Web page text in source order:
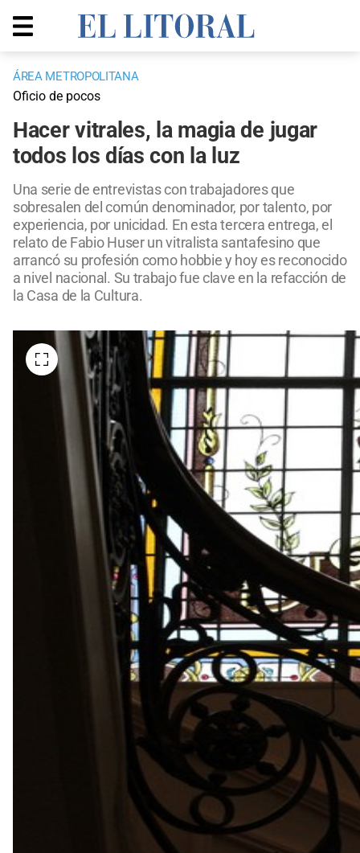
ÁREA METROPOLITANA
Oficio de pocos
Hacer vitrales, la magia de jugar
todos los días con la luz
Una serie de entrevistas con trabajadores que
sobresalen del común denominador, por talento, por
experiencia, por unicidad. En esta tercera entrega, el
relato de Fabio Huser un vitralista santafesino que
arrancó su profesión como hobbie y hoy es reconocido
a nivel nacional. Su trabajo fue clave en la refacción de
la Casa de la Cultura.